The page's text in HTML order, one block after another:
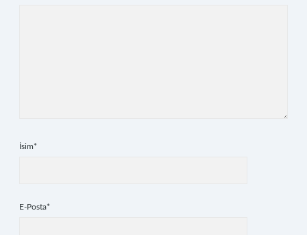
İsim*
E-Posta*